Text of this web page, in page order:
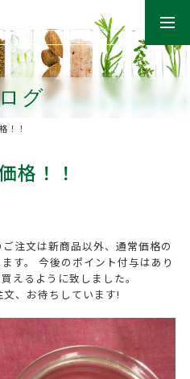
グ
！！
格！！
注文は新商品以外、通常価格の
す。 今後のポイント付与はあり
えるように致しました。
、お待ちしています!